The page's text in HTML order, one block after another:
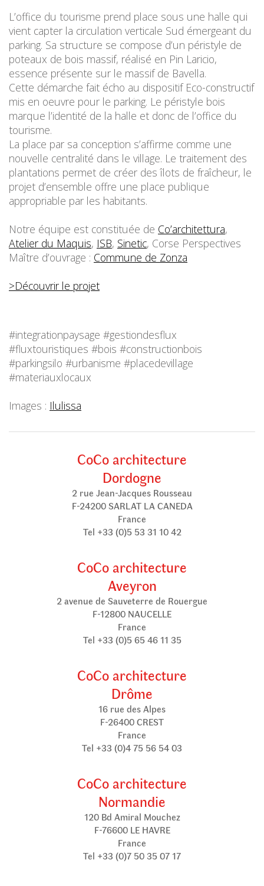
L’office du tourisme prend place sous une halle qui
vient capter la circulation verticale Sud émergeant du
parking. Sa structure se compose d’un péristyle de
poteaux de bois massif, réalisé en Pin Laricio,
essence présente sur le massif de Bavella.
Cette démarche fait écho au dispositif Eco-constructif
mis en oeuvre pour le parking. Le péristyle bois
marque l’identité de la halle et donc de l’office du
tourisme.
La place par sa conception s’affirme comme une
nouvelle centralité dans le village. Le traitement des
plantations permet de créer des îlots de fraîcheur, le
projet d’ensemble offre une place publique
appropriable par les habitants.
Notre équipe est constituée de Co’architettura,
Atelier du Maquis, ISB, Sinetic, Corse Perspectives
Maître d’ouvrage : Commune de Zonza
>Découvrir le projet
#integrationpaysage #gestiondesflux
#fluxtouristiques #bois #constructionbois
#parkingsilo #urbanisme #placedevillage
#materiauxlocaux
Images : Ilulissa
CoCo architecture
Dordogne
2 rue Jean-Jacques Rousseau
F-24200 SARLAT LA CANEDA
France
Tel +33 (0)5 53 31 10 42
CoCo architecture
Aveyron
2 avenue de Sauveterre de Rouergue
F-12800 NAUCELLE
France
Tel +33 (0)5 65 46 11 35
CoCo architecture
Drôme
16 rue des Alpes
F-26400 CREST
France
Tel +33 (0)4 75 56 54 03
CoCo architecture
Normandie
120 Bd Amiral Mouchez
F-76600 LE HAVRE
France
Tel +33 (0)7 50 35 07 17